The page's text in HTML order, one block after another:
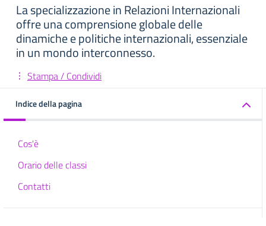
La specializzazione in Relazioni Internazionali
offre una comprensione globale delle
dinamiche e politiche internazionali, essenziale
in un mondo interconnesso.
Stampa / Condividi
Indice della pagina
Cos'è
Orario delle classi
Contatti